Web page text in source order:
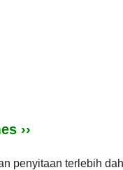
››
penyitaan terlebih